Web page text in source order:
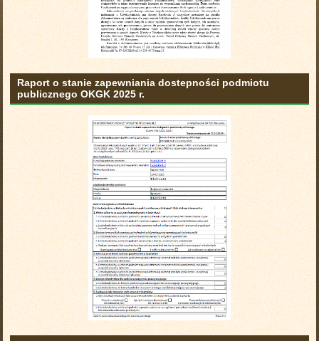
Raport o stanie zapewniania dostepności podmiotu
publicznego OKGK 2025 r.